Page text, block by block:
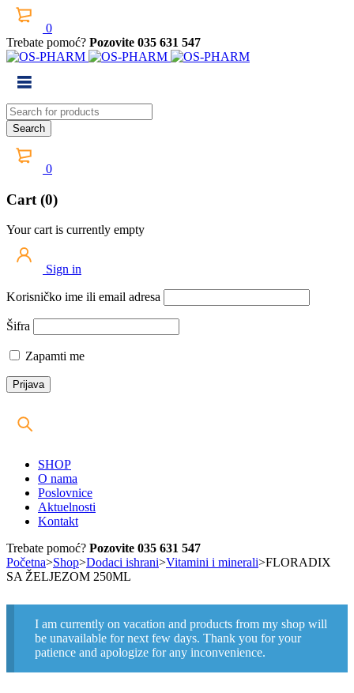
0
Trebate pomoć? Pozovite 035 631 547
0
Cart (0)
Your cart is currently empty
Sign in
Korisničko ime ili email adresa
Šifra
Zapamti me
SHOP
O nama
Poslovnice
Aktuelnosti
Kontakt
Trebate pomoć? Pozovite 035 631 547
Početna>Shop>Dodaci ishrani>Vitamini i minerali>FLORADIX
SA ŽELJEZOM 250ML
I am currently on vacation and products from my shop will
be unavailable for next few days. Thank you for your
patience and apologize for any inconvenience.